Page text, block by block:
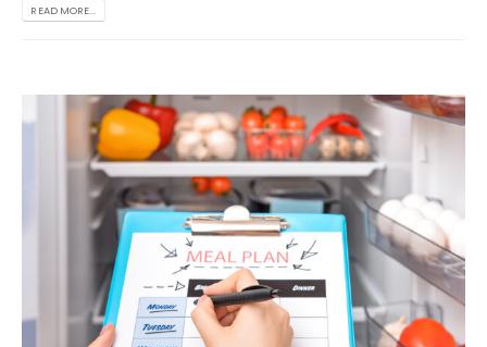
READ MORE...